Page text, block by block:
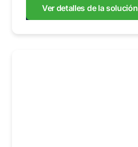
Ver detalles de la solución